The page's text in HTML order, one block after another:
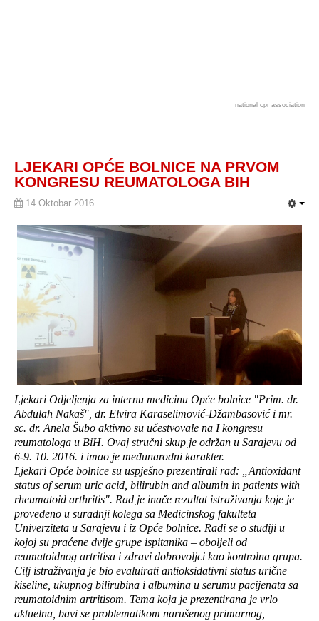
national cpr association
LJEKARI OPĆE BOLNICE NA PRVOM
KONGRESU REUMATOLOGA BIH
14 Oktobar 2016
Ljekari Odjeljenja za internu medicinu Opće bolnice "Prim. dr.
Abdulah Nakaš", dr. Elvira Karaselimović-Džambasović i mr.
sc. dr. Anela Šubo aktivno su učestvovale na I kongresu
reumatologa u BiH. Ovaj stručni skup je održan u Sarajevu od
6-9. 10. 2016. i imao je međunarodni karakter.
Ljekari Opće bolnice su uspješno prezentirali rad: „Antioxidant
status of serum uric acid, bilirubin and albumin in patients with
rheumatoid arthritis". Rad je inače rezultat istraživanja koje je
provedeno u suradnji kolega sa Medicinskog fakulteta
Univerziteta u Sarajevu i iz Opće bolnice. Radi se o studiji u
kojoj su praćene dvije grupe ispitanika – oboljeli od
reumatoidnog artritisa i zdravi dobrovoljci kao kontrolna grupa.
Cilj istraživanja je bio evaluirati antioksidativni status urične
kiseline, ukupnog bilirubina i albumina u serumu pacijenata sa
reumatoidnim artritisom. Tema koja je prezentirana je vrlo
aktuelna, bavi se problematikom narušenog primarnog,